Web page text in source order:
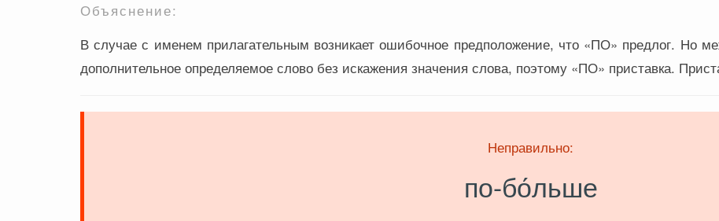
Объяснение:
В случае с именем прилагательным возникает ошибочное предположение, что «ПО» предлог. Но
дополнительное определяемое слово без искажения значения слова, поэтому «ПО» приставка.
Неправильно:
по-бо́льше